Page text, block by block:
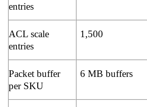
entries
ACL scale
entries
1,500
Packet buffer
per SKU
6 MB buffers